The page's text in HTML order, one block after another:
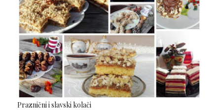
Praznični i slavski kolači